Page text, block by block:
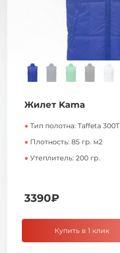
Жилет Kama
● Тип полотна: Taffeta 300T
● Плотность: 85 гр. м2
● Утеплитель: 200 гр.
3390₽
Купить в 1 клик